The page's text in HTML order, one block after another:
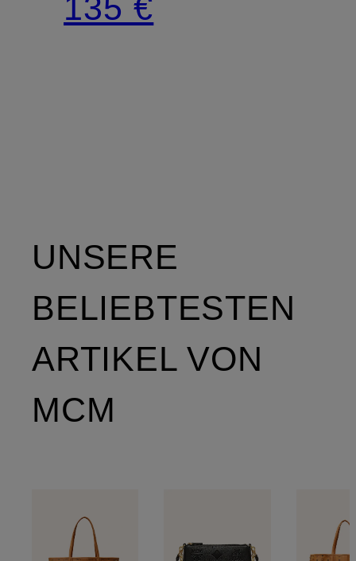
135 €
UNSERE
BELIEBTESTEN
ARTIKEL VON
MCM